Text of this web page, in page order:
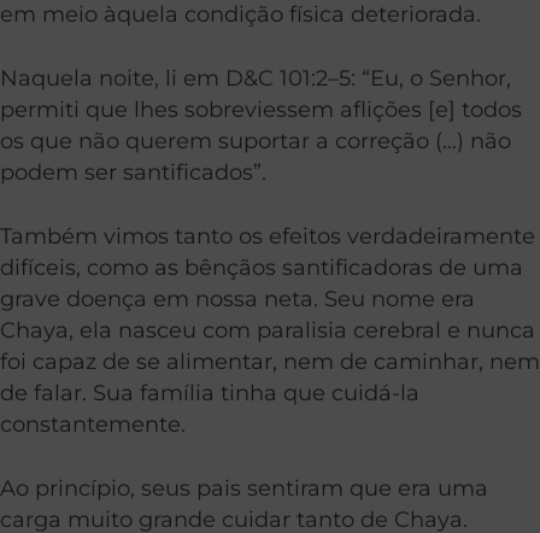
em meio àquela condição física deteriorada.
Naquela noite, li em D&C 101:2–5: “Eu, o Senhor,
permiti que lhes sobreviessem aflições [e] todos
os que não querem suportar a correção (…) não
podem ser santificados”.
Também vimos tanto os efeitos verdadeiramente
difíceis, como as bênçãos santificadoras de uma
grave doença em nossa neta. Seu nome era
Chaya, ela nasceu com paralisia cerebral e nunca
foi capaz de se alimentar, nem de caminhar, nem
de falar. Sua família tinha que cuidá-la
constantemente.
Ao princípio, seus pais sentiram que era uma
carga muito grande cuidar tanto de Chaya.